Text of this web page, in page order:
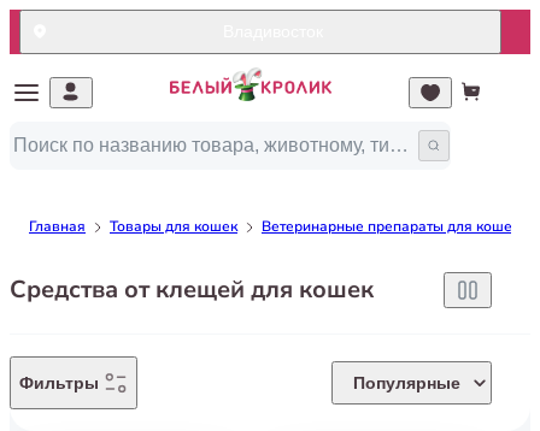
Главная Товары для кошек Ветеринарные препараты для кошек
Средства от клещей для кошек
Фильтры Популярные